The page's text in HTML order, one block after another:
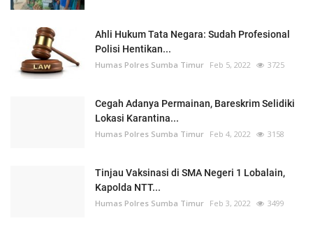
Ahli Hukum Tata Negara: Sudah Profesional
Polisi Hentikan...
Humas Polres Sumba Timur Feb 5, 2022 3725
Cegah Adanya Permainan, Bareskrim Selidiki
Lokasi Karantina...
Humas Polres Sumba Timur Feb 4, 2022 3158
Tinjau Vaksinasi di SMA Negeri 1 Lobalain,
Kapolda NTT...
Humas Polres Sumba Timur Feb 3, 2022 3499